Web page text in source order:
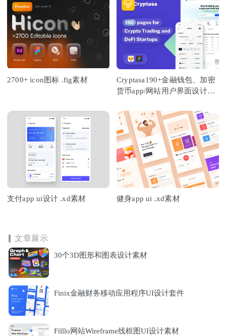
2700+ icon图标 .fig素材
Cryptasa190+金融钱包、加密
货币app/网站用户界面设计UI
支付app ui设计 .xd素材 健身app ui .xd素材
文章展示
30个3D图形和图表设计素材
Finix金融财务移动应用程序UI设计套件
Filllo网站Wireframe线框图UI设计素材